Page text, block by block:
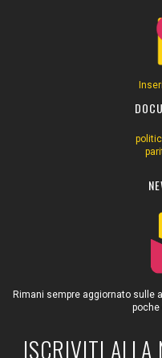
Rimani sempre aggiornato sulle
poche
ISCRIVITI ALLA